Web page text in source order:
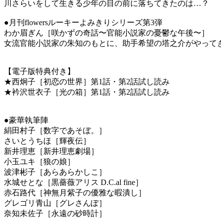
川さらいをして生きる少年の目の前に落ちてきたのは…？
●月刊flowersルーキーよみきりシリーズ第3弾
わか眉ぎん［咲かずの奇話〜官能小説家の憂鬱な午後〜］
女流官能小説家の朱知のもとに、助手希望の塔之介がやっ
【電子版特典付き】
★西炯子［初恋の世界］第1話・第2話試し読み
★衿沢世衣子［光の箱］第1話・第2話試し読み
●豪華執筆陣
絹田村子［数字であそぼ。］
さいとうちほ［輝夜伝］
新井理恵［新井理恵劇場］
小玉ユキ［狼の娘］
波津彬子［あらあらかしこ］
水城せとな［黒薔薇アリス D.C.al fine］
赤石路代［神無月紫子の優雅な暇潰し］
グレゴリ青山［グレさんぽ］
奈知未佐子［永遠の砂時計］